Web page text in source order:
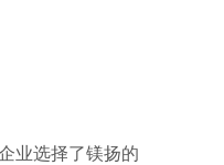
业选择了镁扬的